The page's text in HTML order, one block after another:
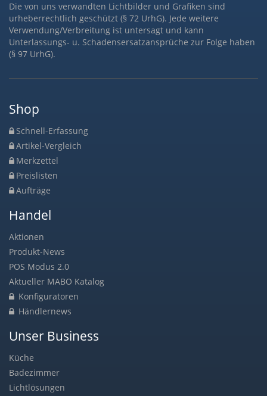
Die von uns verwandten Lichtbilder und Grafiken sind
urheberrechtlich geschützt (§ 72 UrhG). Jede weitere
Verwendung/Verbreitung ist untersagt und kann
Unterlassungs- u. Schadensersatzansprüche zur Folge haben
(§ 97 UrhG).
Shop
Schnell-Erfassung
Artikel-Vergleich
Merkzettel
Preislisten
Aufträge
Handel
Aktionen
Produkt-News
POS Modus 2.0
Aktueller MABO Katalog
Konfiguratoren
Händlernews
Unser Business
Küche
Badezimmer
Lichtlösungen